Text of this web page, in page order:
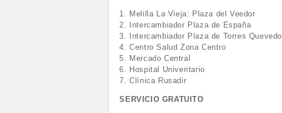
1. Melilla La Vieja: Plaza del Veedor
2. Intercambiador Plaza de España
3. Intercambiador Plaza de Torres Quevedo
4. Centro Salud Zona Centro
5. Mercado Central
6. Hospital Univeritario
7. Clínica Rusadir
SERVICIO GRATUITO